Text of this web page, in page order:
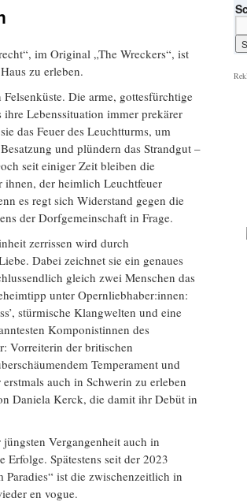
im Original „The Wreckers“, ist
zu erleben.
Die arme, gottesfürchtige
Lebenssituation immer prekärer
das Feuer des Leuchtturms, um
und plündern das Strandgut –
seit einiger Zeit bleiben die
der heimlich Leuchtfeuer
es regt sich Widerstand gegen die
der Dorfgemeinschaft in Frage.
zerrissen wird durch
Dabei zeichnet sie ein genaues
gleich zwei Menschen das
unter Opernliebhaber:innen:
stürmische Klangwelten und eine
Komponistinnen des
Vorreiterin der britischen
Temperament und
auch in Schwerin zu erleben
Daniela Kerck, die damit ihr Debüt in
Vergangenheit auch in
Spätestens seit der 2023
Paradies“ ist die zwischenzeitlich in
en vogue.